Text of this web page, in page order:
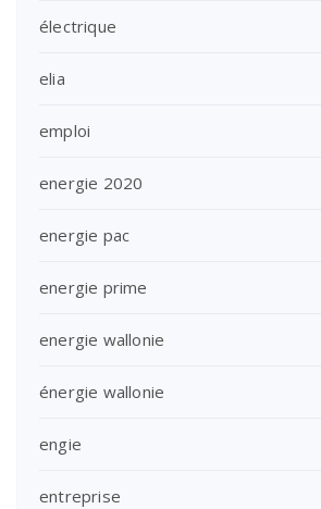
électrique
elia
emploi
energie 2020
energie pac
energie prime
energie wallonie
énergie wallonie
engie
entreprise